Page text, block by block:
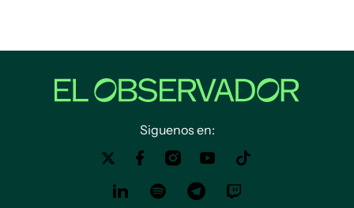
Siguenos en: